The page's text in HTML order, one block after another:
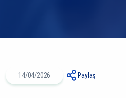
14/04/2026 Paylaş